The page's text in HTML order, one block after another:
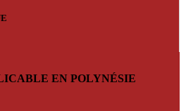
EN POLYNÉSIE